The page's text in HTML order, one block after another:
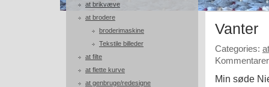
at brikvæve
at brodere
broderimaskine
Tekstile billeder
at filte
at flette kurve
at genbruge/redesigne
Vanter
Categories:
Min søde